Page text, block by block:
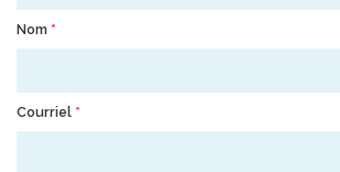
Nom *
Courriel *